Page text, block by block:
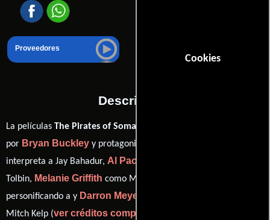
Cookies
Proveedores
Descripción
La películas The Pirates of Somalia
por Bryan Buckley y protagonizada por
interpreta a Jay Bahadur, Al Pacino
Tolbin, Melanie Griffith como Maria Bahadur,
personificando a y Darron Meyer
Mitch Kelp (ver créditos completos